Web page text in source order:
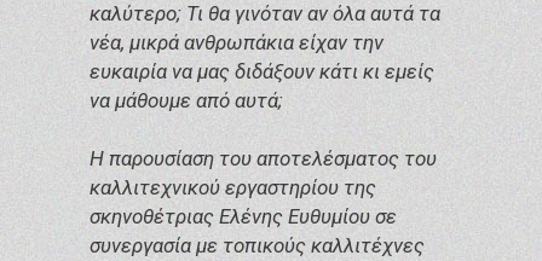
καλύτερο; Τι θα γινόταν αν όλα αυτά τα
νέα, μικρά ανθρωπάκια είχαν την
ευκαιρία να μας διδάξουν κάτι κι εμείς
να μάθουμε από αυτά;
Η παρουσίαση του αποτελέσματος του
καλλιτεχνικού εργαστηρίου της
σκηνοθέτριας Ελένης Ευθυμίου σε
συνεργασία με τοπικούς καλλιτέχνες